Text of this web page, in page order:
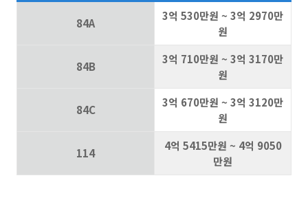
84A
3억 530만원 ~ 3억 2970만
원
84B
3억 710만원 ~ 3억 3170만
원
84C
3억 670만원 ~ 3억 3120만
원
114
4억 5415만원 ~ 4억 9050
만원